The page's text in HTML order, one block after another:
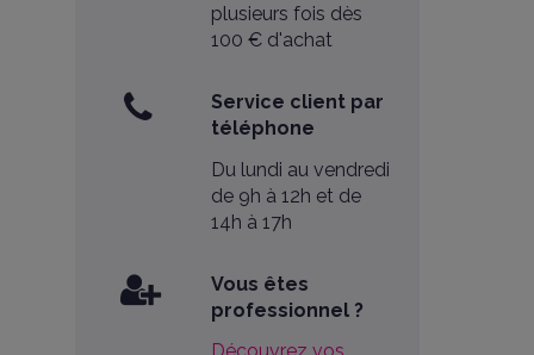
plusieurs fois dès
100 € d'achat
Service client par
téléphone
Du lundi au vendredi
de 9h à 12h et de
14h à 17h
Vous êtes
professionnel ?